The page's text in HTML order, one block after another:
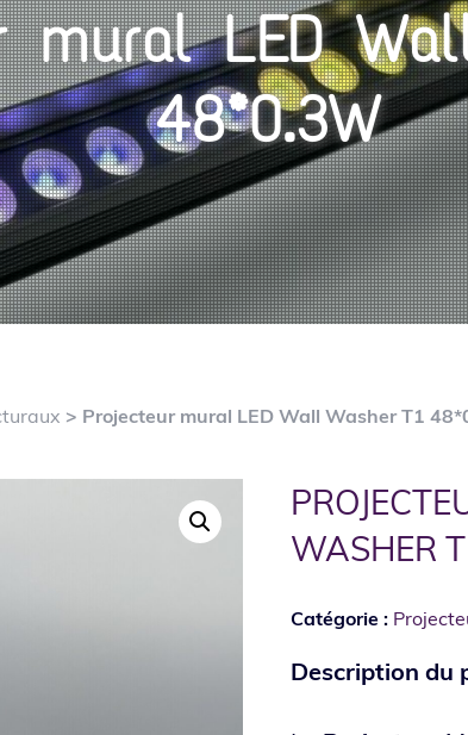
mural LED
48*0.3W
> Projecteur mural LED Wall Washer T1
WASHER
Catégorie :
Description du